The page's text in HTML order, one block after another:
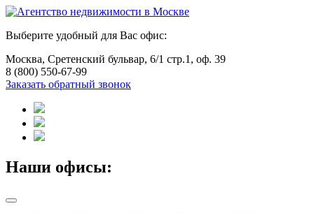
Выберите удобный для Вас офис:
Москва, Сретенский бульвар, 6/1 стр.1, оф. 39
8 (800) 550-67-99
Заказать обратный звонок
Наши офисы: